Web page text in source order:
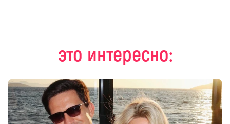
это интересно: